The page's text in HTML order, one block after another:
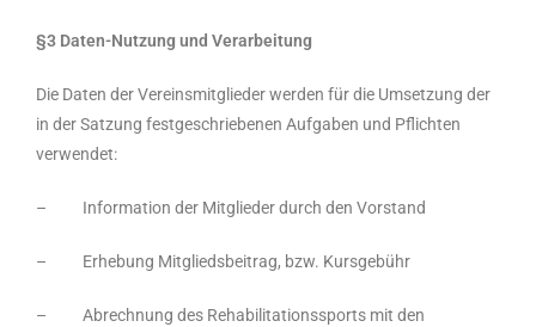
§3 Daten-Nutzung und Verarbeitung
Die Daten der Vereinsmitglieder werden für die Umsetzung der
in der Satzung festgeschriebenen Aufgaben und Pflichten
verwendet:
– Information der Mitglieder durch den Vorstand
– Erhebung Mitgliedsbeitrag, bzw. Kursgebühr
– Abrechnung des Rehabilitationssports mit den